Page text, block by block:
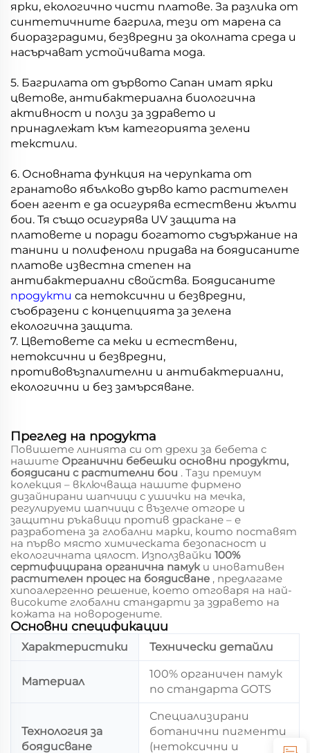
ярки, екологично чисти платове. За разлика от
синтетичните багрила, тези от марена са
биоразградими, безвредни за околната среда и
насърчават устойчивата мода.
5. Багрилата от дървото Сапан имат ярки
цветове, антибактериална биологична
активност и ползи за здравето и
принадлежат към категорията зелени
текстили.
6. Основната функция на черупката от
гранатово ябълково дърво като растителен
боен агент е да осигурява естествени жълти
бои. Тя също осигурява UV защита на
платовете и поради богатото съдържание на
танини и полифеноли придава на боядисаните
платове известна степен на
антибактериални свойства. Боядисаните
продукти са нетоксични и безвредни,
съобразени с концепцията за зелена
екологична защита.
7. Цветовете са меки и естествени,
нетоксични и безвредни,
противовъзпалителни и антибактериални,
екологични и без замърсяване.
Преглед на продукта
Повишете линията си от дрехи за бебета с
нашите Органични бебешки основни продукти,
боядисани с растителни бои . Тази премиум
колекция – включваща нашите фирмено
дизайнирани шапчици с ушички на мечка,
регулируеми шапчици с възелче отгоре и
защитни ръкавици против драскане – е
разработена за глобални марки, които поставят
на първо място химическата безопасност и
екологичната цялост. Използвайки 100%
сертифицирана органична памук и иновативен
растителен процес на боядисване , предлагаме
хипоалергенно решение, което отговаря на най-
високите глобални стандарти за здравето на
кожата на новородените.
Основни спецификации
Характеристики Технически детайли
Материал
100% органичен памук
по стандарта GOTS
Технология за
боядисване
Специализирани
ботанични пигменти
(нетоксични и